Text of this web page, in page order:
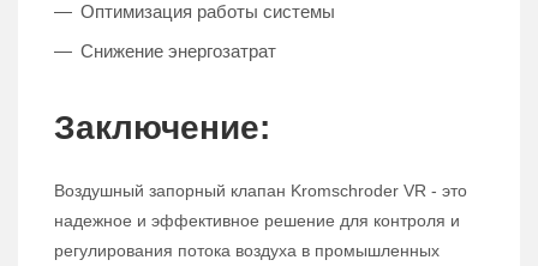
Оптимизация работы системы
Снижение энергозатрат
Заключение:
Воздушный запорный клапан Kromschroder VR - это
надежное и эффективное решение для контроля и
регулирования потока воздуха в промышленных